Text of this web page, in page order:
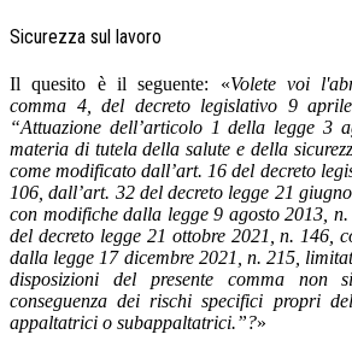
Sicurezza sul lavoro
Il quesito è il seguente: «Volete voi
comma 4, del decreto legislativo 9
“Attuazione dell’articolo 1 della legge 3
materia di tutela della salute e della
come modificato dall’art. 16 del decreto
106, dall’art. 32 del decreto legge 21
con modifiche dalla legge 9 agosto 2013,
del decreto legge 21 ottobre 2021, n. 146,
dalla legge 17 dicembre 2021, n. 215,
disposizioni del presente comma non
conseguenza dei rischi specifici propri
appaltatrici o subappaltatrici.”?»